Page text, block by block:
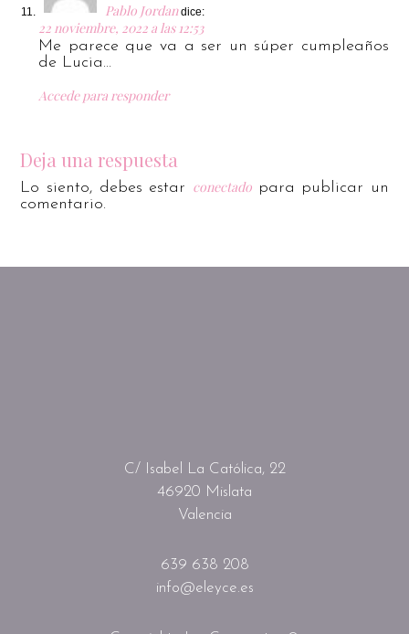
Pablo Jordan dice:
22 noviembre, 2022 a las 12:53
Me parece que va a ser un súper cumpleaños
de Lucia…
Accede para responder
Deja una respuesta
Lo siento, debes estar conectadopara publicar un
comentario.
C/ Isabel La Católica, 22
46920 Mislata
Valencia
639 638 208
info@eleyce.es